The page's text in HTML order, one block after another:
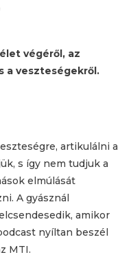
végéről, az
a veszteségekről.
artikulálni a
s így nem tudjuk a
elmúlását
A gyásznál
amikor
nyíltan beszél
MTI.